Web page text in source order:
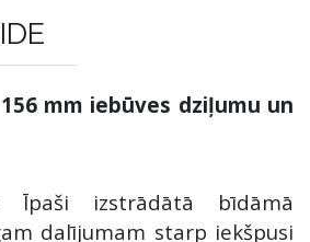
mm iebūves dziļumu un
Īpaši izstrādātā bīdāmā
dalījumam starp iekšpusi